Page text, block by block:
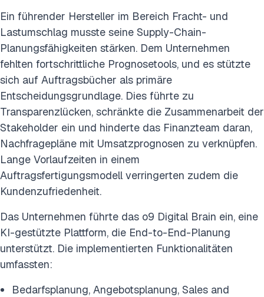
Ein führender Hersteller im Bereich Fracht- und
Lastumschlag musste seine Supply-Chain-
Planungsfähigkeiten stärken. Dem Unternehmen
fehlten fortschrittliche Prognosetools, und es stützte
sich auf Auftragsbücher als primäre
Entscheidungsgrundlage. Dies führte zu
Transparenzlücken, schränkte die Zusammenarbeit der
Stakeholder ein und hinderte das Finanzteam daran,
Nachfragepläne mit Umsatzprognosen zu verknüpfen.
Lange Vorlaufzeiten in einem
Auftragsfertigungsmodell verringerten zudem die
Kundenzufriedenheit.
Das Unternehmen führte das o9 Digital Brain ein, eine
KI-gestützte Plattform, die End-to-End-Planung
unterstützt. Die implementierten Funktionalitäten
umfassten:
Bedarfsplanung, Angebotsplanung, Sales and